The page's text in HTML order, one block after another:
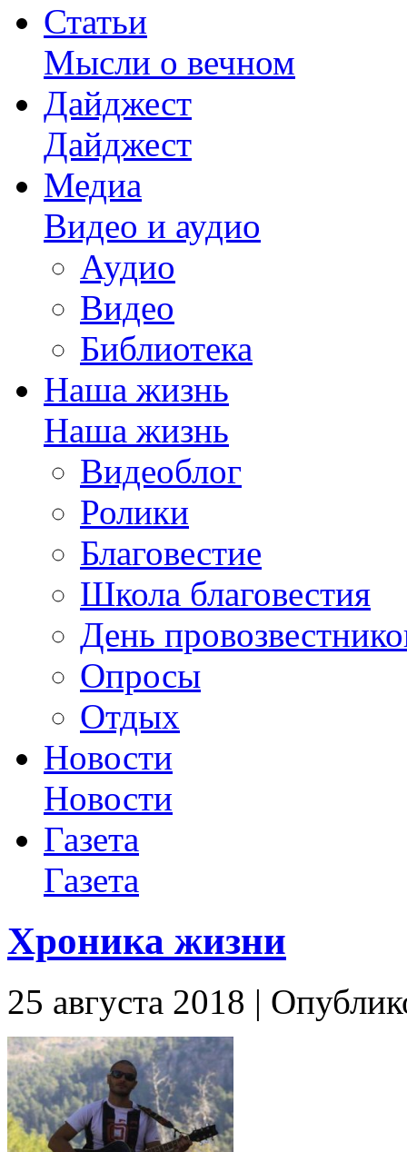
Статьи
Мысли о вечном
Дайджест
Дайджест
Медиа
Видео и аудио
Аудио
Видео
Библиотека
Наша жизнь
Наша жизнь
Видеоблог
Ролики
Благовестие
Школа благовестия
День
Опросы
Отдых
Новости
Новости
Газета
Газета
Хроника жизни
25 августа 2018 |